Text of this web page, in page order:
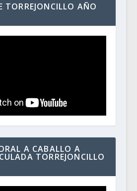
TORREJONCILLO AÑO
A CABALLO A
TORREJONCILLO